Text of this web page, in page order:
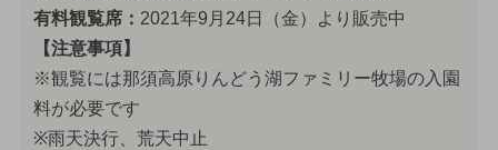
有料観覧席： 2021年9月24日（金）より販売中
【注意事項】
※観覧には那須高原りんどう湖ファミリー牧場の入園
料が必要です
※雨天決行、荒天中止